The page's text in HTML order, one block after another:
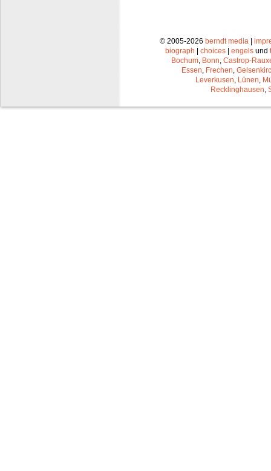
© 2005-2026 berndt media |
biograph | choices | engels und
Bochum Bonn Castrop-
Essen Frechen
Leverkusen Lünen
Recklinghausen